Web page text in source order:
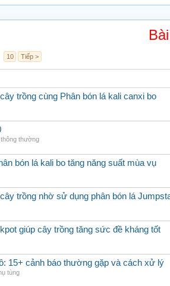
10 Tiếp >
trồng cùng Phân bón lá kali canxi bo
thường
bón lá kali bo tăng năng suất mùa vụ
trồng nhờ sử dụng phân bón lá
giúp cây trồng tăng sức đề kháng tốt
15+ cảnh báo thường gặp và cách xử lý
tùng